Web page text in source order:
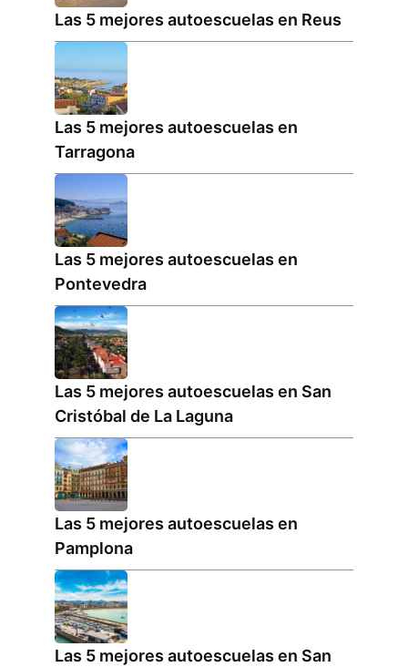
Las 5 mejores autoescuelas en Reus
Las 5 mejores autoescuelas en
Tarragona
Las 5 mejores autoescuelas en
Pontevedra
Las 5 mejores autoescuelas en San
Cristóbal de La Laguna
Las 5 mejores autoescuelas en
Pamplona
Las 5 mejores autoescuelas en San